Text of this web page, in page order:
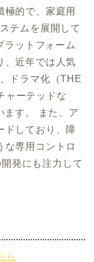
極的で、家庭用
テムを展開して
ラットフォーム
、近年では人気
ドラマ化（THE
ャーテッドな
ます。 また、ア
ドしており、障
な専用コントロ
発にも注力して
ら